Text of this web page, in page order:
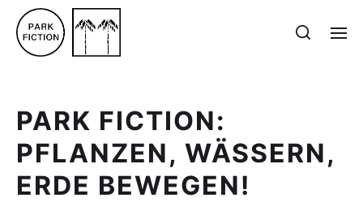
PARK FICTION:
PFLANZEN, WÄSSERN,
ERDE BEWEGEN!